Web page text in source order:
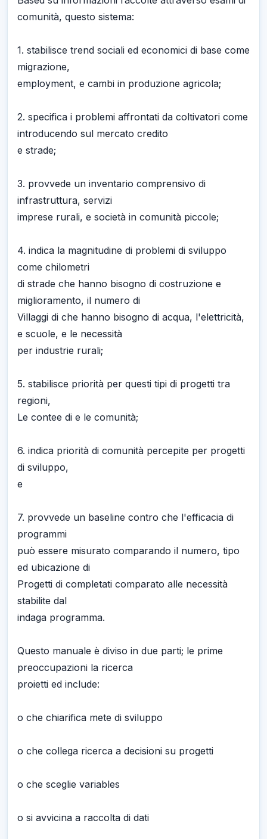
comunità, questo sistema:
1. stabilisce trend sociali ed economici di base come
migrazione,
employment, e cambi in produzione agricola;
2. specifica i problemi affrontati da coltivatori come
introducendo sul mercato credito
e strade;
3. provvede un inventario comprensivo di
infrastruttura, servizi
imprese rurali, e società in comunità piccole;
4. indica la magnitudine di problemi di sviluppo
come chilometri
di strade che hanno bisogno di costruzione e
miglioramento, il numero di
Villaggi di che hanno bisogno di acqua, l'elettricità,
e scuole, e le necessità
per industrie rurali;
5. stabilisce priorità per questi tipi di progetti tra
regioni,
Le contee di e le comunità;
6. indica priorità di comunità percepite per progetti
di sviluppo,
e
7. provvede un baseline contro che l'efficacia di
programmi
può essere misurato comparando il numero, tipo
ed ubicazione di
Progetti di completati comparato alle necessità
stabilite dal
indaga programma.
Questo manuale è diviso in due parti; le prime
preoccupazioni la ricerca
proietti ed include:
o che chiarifica mete di sviluppo
o che collega ricerca a decisioni su progetti
o che sceglie variables
o si avvicina a raccolta di dati